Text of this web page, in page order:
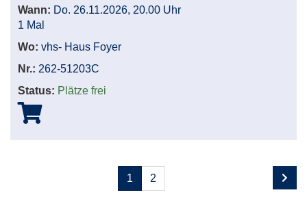
Wann: Do. 26.11.2026, 20.00 Uhr
1 Mal
Wo: vhs- Haus Foyer
Nr.: 262-51203C
Status: Plätze frei
Seiten
blättern
1 2